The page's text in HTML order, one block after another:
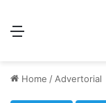
Home / Advertorial